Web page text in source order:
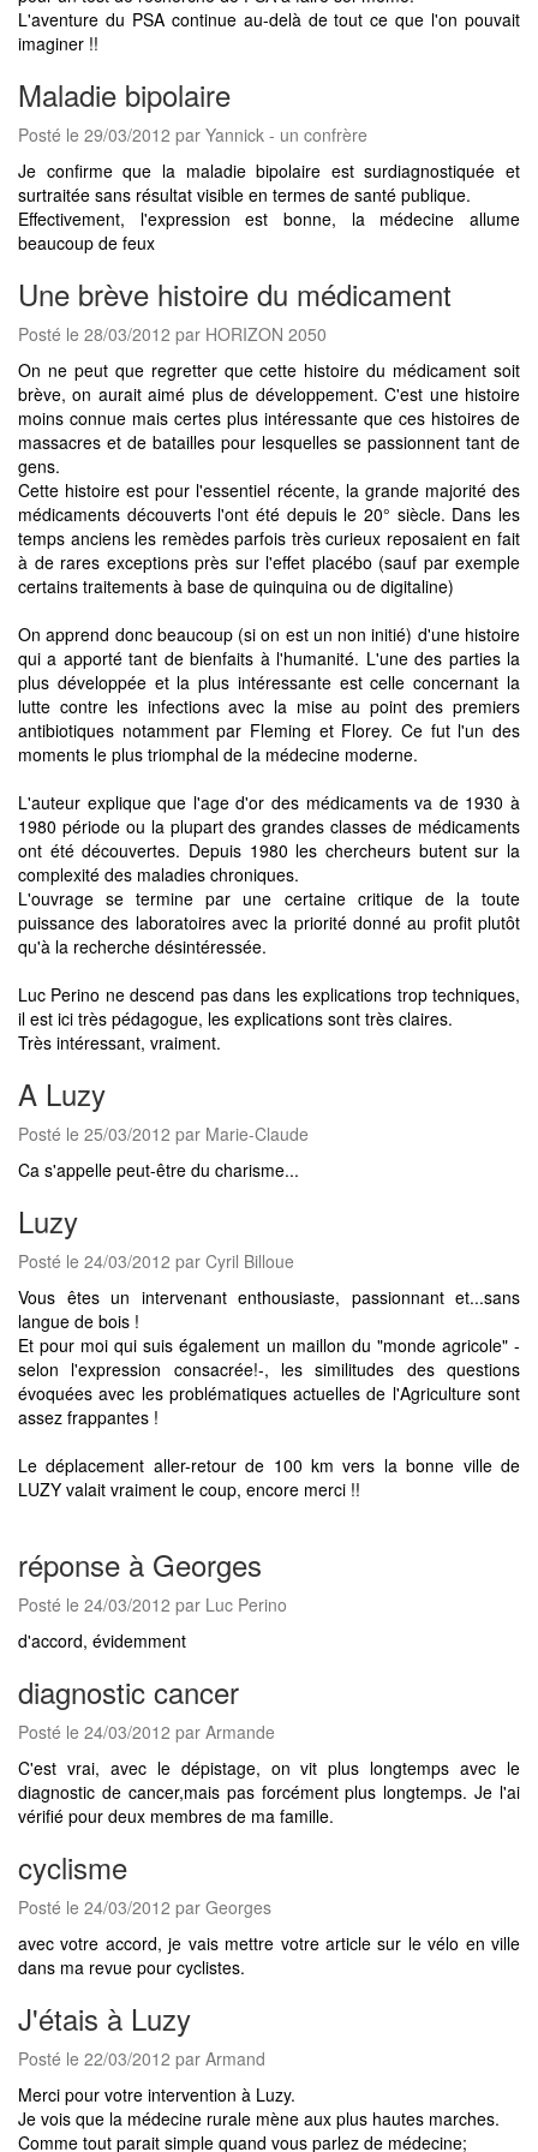
L'aventure du PSA continue au-delà de tout ce que l'on pouvait
imaginer !!
Maladie bipolaire
Posté le 29/03/2012 par Yannick - un confrère
Je confirme que la maladie bipolaire est surdiagnostiquée et
surtraitée sans résultat visible en termes de santé publique.
Effectivement, l'expression est bonne, la médecine allume
beaucoup de feux
Une brève histoire du médicament
Posté le 28/03/2012 par HORIZON 2050
On ne peut que regretter que cette histoire du médicament soit
brève, on aurait aimé plus de développement. C'est une histoire
moins connue mais certes plus intéressante que ces histoires de
massacres et de batailles pour lesquelles se passionnent tant de
gens.
Cette histoire est pour l'essentiel récente, la grande majorité des
médicaments découverts l'ont été depuis le 20° siècle. Dans les
temps anciens les remèdes parfois très curieux reposaient en fait
à de rares exceptions près sur l'effet placébo (sauf par exemple
certains traitements à base de quinquina ou de digitaline)
On apprend donc beaucoup (si on est un non initié) d'une histoire
qui a apporté tant de bienfaits à l'humanité. L'une des parties la
plus développée et la plus intéressante est celle concernant la
lutte contre les infections avec la mise au point des premiers
antibiotiques notamment par Fleming et Florey. Ce fut l'un des
moments le plus triomphal de la médecine moderne.
L'auteur explique que l'age d'or des médicaments va de 1930 à
1980 période ou la plupart des grandes classes de médicaments
ont été découvertes. Depuis 1980 les chercheurs butent sur la
complexité des maladies chroniques.
L'ouvrage se termine par une certaine critique de la toute
puissance des laboratoires avec la priorité donné au profit plutôt
qu'à la recherche désintéressée.
Luc Perino ne descend pas dans les explications trop techniques,
il est ici très pédagogue, les explications sont très claires.
Très intéressant, vraiment.
A Luzy
Posté le 25/03/2012 par Marie-Claude
Ca s'appelle peut-être du charisme...
Luzy
Posté le 24/03/2012 par Cyril Billoue
Vous êtes un intervenant enthousiaste, passionnant et...sans
langue de bois !
Et pour moi qui suis également un maillon du "monde agricole" -
selon l'expression consacrée!-, les similitudes des questions
évoquées avec les problématiques actuelles de l'Agriculture sont
assez frappantes !
Le déplacement aller-retour de 100 km vers la bonne ville de
LUZY valait vraiment le coup, encore merci !!
réponse à Georges
Posté le 24/03/2012 par Luc Perino
d'accord, évidemment
diagnostic cancer
Posté le 24/03/2012 par Armande
C'est vrai, avec le dépistage, on vit plus longtemps avec le
diagnostic de cancer,mais pas forcément plus longtemps. Je l'ai
vérifié pour deux membres de ma famille.
cyclisme
Posté le 24/03/2012 par Georges
avec votre accord, je vais mettre votre article sur le vélo en ville
dans ma revue pour cyclistes.
J'étais à Luzy
Posté le 22/03/2012 par Armand
Merci pour votre intervention à Luzy.
Je vois que la médecine rurale mène aux plus hautes marches.
Comme tout parait simple quand vous parlez de médecine;